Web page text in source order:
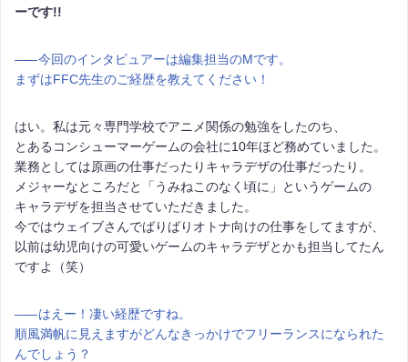
ーです!!
――今回のインタビュアーは編集担当のMです。
まずはFFC先生のご経歴を教えてください！
はい。私は元々専門学校でアニメ関係の勉強をしたのち、
とあるコンシューマーゲームの会社に10年ほど務めていました。
業務としては原画の仕事だったりキャラデザの仕事だったり。
メジャーなところだと「うみねこのなく頃に」というゲームの
キャラデザを担当させていただきました。
今ではウェイブさんでばりばりオトナ向けの仕事をしてますが、
以前は幼児向けの可愛いゲームのキャラデザとかも担当してたん
ですよ（笑）
――はえー！凄い経歴ですね。
順風満帆に見えますがどんなきっかけでフリーランスになられた
んでしょう？